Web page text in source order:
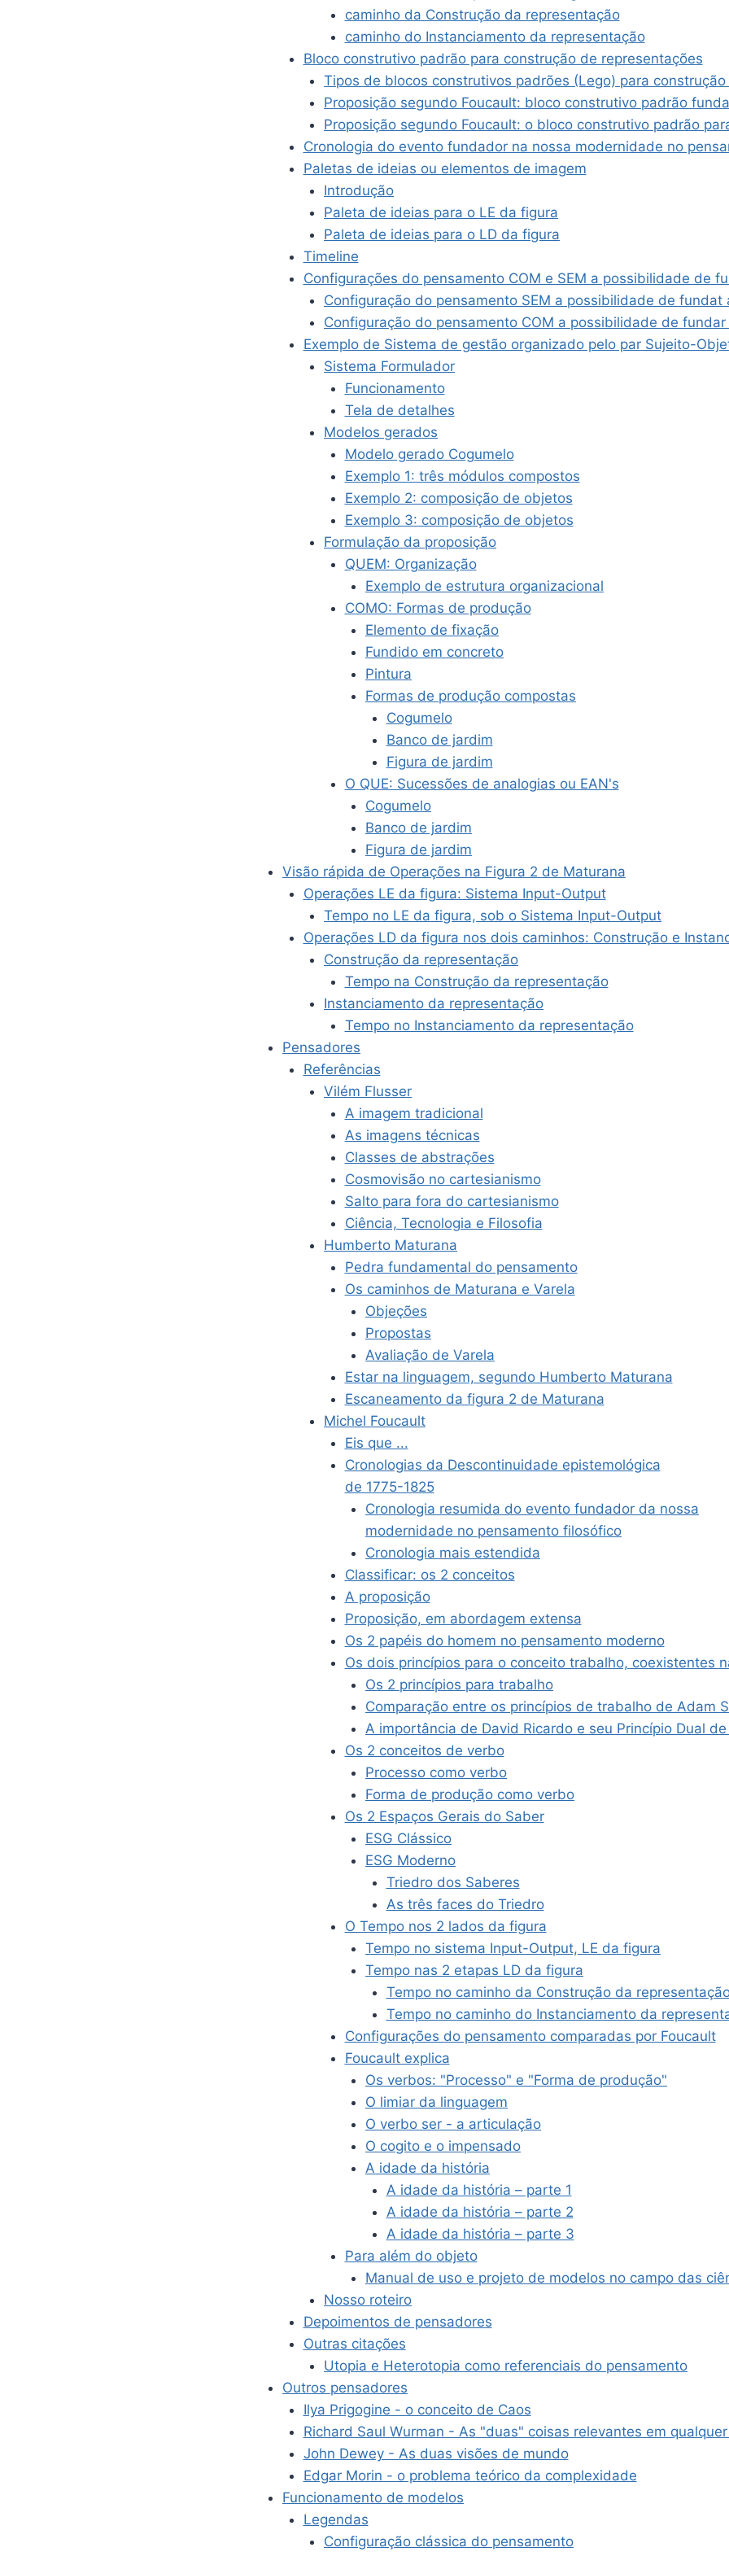
caminho da Construção da representação
caminho do Instanciamento da representação
Bloco construtivo padrão para construção de representações
Tipos de blocos construtivos padrões (Lego) para
Proposição segundo Foucault: bloco construtivo padrão
Proposição segundo Foucault: o bloco construtivo padrão
Cronologia do evento fundador na nossa modernidade no
Paletas de ideias ou elementos de imagem
Introdução
Paleta de ideias para o LE da figura
Paleta de ideias para o LD da figura
Timeline
Configurações do pensamento COM e SEM a possibilidade de
Configuração do pensamento SEM a possibilidade de fundat
Configuração do pensamento COM a possibilidade de
Exemplo de Sistema de gestão organizado pelo par Sujeito-
Sistema Formulador
Funcionamento
Tela de detalhes
Modelos gerados
Modelo gerado Cogumelo
Exemplo 1: três módulos compostos
Exemplo 2: composição de objetos
Exemplo 3: composição de objetos
Formulação da proposição
QUEM: Organização
Exemplo de estrutura organizacional
COMO: Formas de produção
Elemento de fixação
Fundido em concreto
Pintura
Formas de produção compostas
Cogumelo
Banco de jardim
Figura de jardim
O QUE: Sucessões de analogias ou EAN's
Cogumelo
Banco de jardim
Figura de jardim
Visão rápida de Operações na Figura 2 de Maturana
Operações LE da figura: Sistema Input-Output
Tempo no LE da figura, sob o Sistema Input-Output
Operações LD da figura nos dois caminhos: Construção e
Construção da representação
Tempo na Construção da representação
Instanciamento da representação
Tempo no Instanciamento da representação
Pensadores
Referências
Vilém Flusser
A imagem tradicional
As imagens técnicas
Classes de abstrações
Cosmovisão no cartesianismo
Salto para fora do cartesianismo
Ciência, Tecnologia e Filosofia
Humberto Maturana
Pedra fundamental do pensamento
Os caminhos de Maturana e Varela
Objeções
Propostas
Avaliação de Varela
Estar na linguagem, segundo Humberto Maturana
Escaneamento da figura 2 de Maturana
Michel Foucault
Eis que ...
Cronologias da Descontinuidade epistemológica
de 1775-1825
Cronologia resumida do evento fundador da nossa
modernidade no pensamento filosófico
Cronologia mais estendida
Classificar: os 2 conceitos
A proposição
Proposição, em abordagem extensa
Os 2 papéis do homem no pensamento moderno
Os dois princípios para o conceito trabalho, coexistentes
Os 2 princípios para trabalho
Comparação entre os princípios de trabalho de Adam
A importância de David Ricardo e seu Princípio Dual
Os 2 conceitos de verbo
Processo como verbo
Forma de produção como verbo
Os 2 Espaços Gerais do Saber
ESG Clássico
ESG Moderno
Triedro dos Saberes
As três faces do Triedro
O Tempo nos 2 lados da figura
Tempo no sistema Input-Output, LE da figura
Tempo nas 2 etapas LD da figura
Tempo no caminho da Construção da
Tempo no caminho do Instanciamento da
Configurações do pensamento comparadas por Foucault
Foucault explica
Os verbos: "Processo" e "Forma de produção"
O limiar da linguagem
O verbo ser - a articulação
O cogito e o impensado
A idade da história
A idade da história – parte 1
A idade da história – parte 2
A idade da história – parte 3
Para além do objeto
Manual de uso e projeto de modelos no campo das
Nosso roteiro
Depoimentos de pensadores
Outras citações
Utopia e Heterotopia como referenciais do pensamento
Outros pensadores
Ilya Prigogine - o conceito de Caos
Richard Saul Wurman - As "duas" coisas relevantes em
John Dewey - As duas visões de mundo
Edgar Morin - o problema teórico da complexidade
Funcionamento de modelos
Legendas
Configuração clássica do pensamento